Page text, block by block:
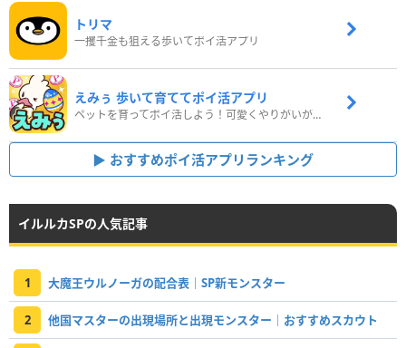
トリマ
一攫千金も狙える歩いてポイ活アプリ
えみぅ 歩いて育ててポイ活アプリ
ペットを育ってポイ活しよう！可愛くやりがいがある新感覚アプリ
おすすめポイ活アプリランキング
イルルカSPの人気記事
1 大魔王ウルノーガの配合表｜SP新モンスター
2 他国マスターの出現場所と出現モンスター｜おすすめスカウト